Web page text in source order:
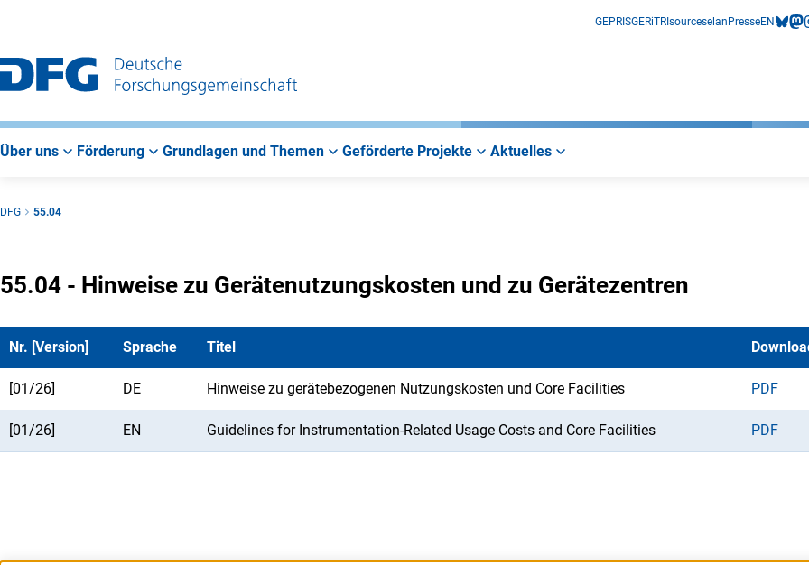
GEPRISGERiTRIsourceselan PresseEN
Über uns Förderung Grundlagen und Themen Geförderte Projekte Aktuelles
DFG 55.04
55.04 - Hinweise zu Gerätenutzungskosten und zu Gerätezentren
Nr. [Version] Sprache Titel
[01/26] DE Hinweise zu gerätebezogenen Nutzungskosten und Core Facilities PDF
[01/26] EN Guidelines for Instrumentation-Related Usage Costs and Core Facilities PDF